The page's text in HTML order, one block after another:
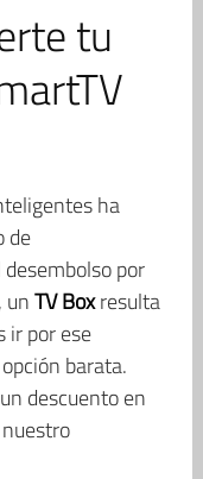
tu
ha
de
por
unTV Boxresulta
ir por ese
barata.
descuento en